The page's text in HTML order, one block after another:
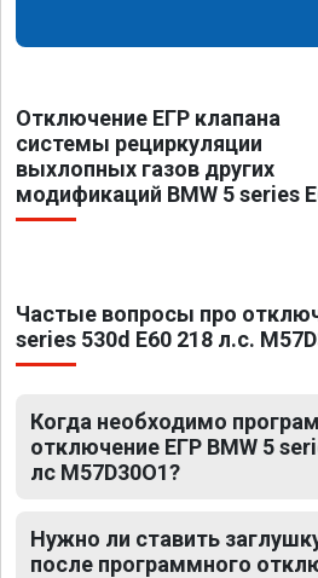
Отключение ЕГР клапана
системы рециркуляции
выхлопных газов других
модификаций BMW 5 series
Частые вопросы про
series 530d E60 218 л.с.
Когда необходимо
отключение ЕГР BMW 5
лс M57D30O1?
Нужно ли ставить
после программного